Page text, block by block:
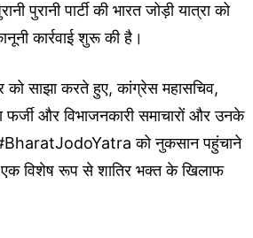
पुरानी पार्टी की भारत जोड़ी यात्रा को
कार्रवाई शुरू की है।
को साझा करते हुए, कांग्रेस महासचिव,
फर्जी और विभाजनकारी समाचारों और उनके
को नुकसान पहुंचाने
विशेष रूप से शातिर भक्त के खिलाफ